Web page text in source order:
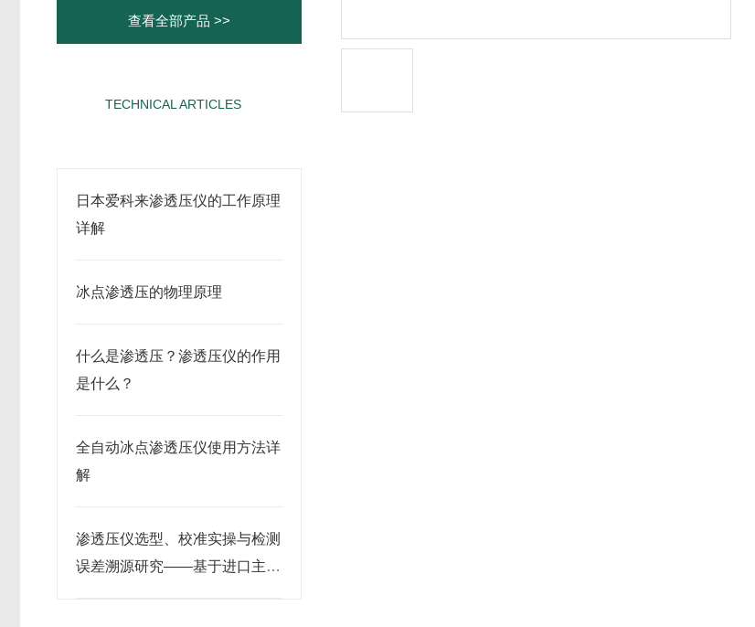
查看全部产品 >>
TECHNICAL ARTICLES
日本爱科来渗透压仪的工作原理
详解
冰点渗透压的物理原理
什么是渗透压？渗透压仪的作用
是什么？
全自动冰点渗透压仪使用方法详
解
渗透压仪选型、校准实操与检测
误差溯源研究——基于进口主流